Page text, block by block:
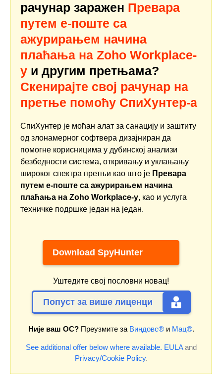
рачунар заражен Превара
путем е-поште са
ажурирањем начина
плаћања на Zoho Workplace-
у и другим претњама?
Скенирајте свој рачунар на
претње помоћу СпиХунтер-а
СпиХунтер је моћан алат за санацију и заштиту
од злонамерног софтвера дизајниран да
помогне корисницима у дубинској анализи
безбедности система, откривању и уклањању
широког спектра претњи као што је Превара
путем е-поште са ажурирањем начина
плаћања на Zoho Workplace-у, као и услуга
техничке подршке један на један.
Download SpyHunter
Уштедите свој пословни новац!
Попуст за више лиценци
Није ваш ОС?Преузмите за Виндовс®и Мац®.
See additional offer below where available. EULAand
Privacy/Cookie Policy.